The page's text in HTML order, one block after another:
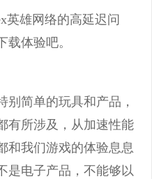
英雄网络的高延迟问
载体验吧。
别简单的玩具和产品，
有所涉及，从加速性能
和我们游戏的体验息息
是电子产品，不能够以